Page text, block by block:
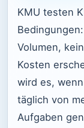
KMU testen
Volumen,
Kosten
wird es,
täglich von
Aufgaben